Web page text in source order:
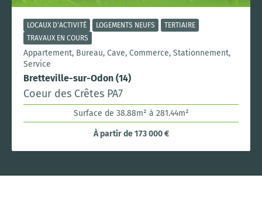
LOCAUX D'ACTIVITÉ LOGEMENTS NEUFS
TERTIAIRE
TRAVAUX EN COURS
Appartement, Bureau, Cave, Commerce, Stationnement,
Service
Bretteville-sur-Odon (14)
Coeur des Crêtes PA7
Surface de 38.88m² à 281.44m²
À partir de 173 000 €